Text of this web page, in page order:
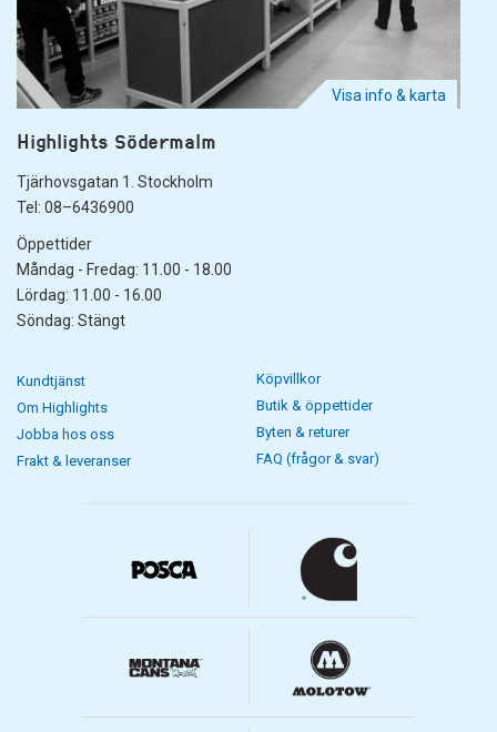
Visa info & karta
Highlights Södermalm
Tjärhovsgatan 1. Stockholm
Tel: 08–6436900
Öppettider
Måndag - Fredag: 11.00 - 18.00
Lördag: 11.00 - 16.00
Söndag: Stängt
Kundtjänst
Om Highlights
Jobba hos oss
Frakt & leveranser
Köpvillkor
Butik & öppettider
Byten & returer
FAQ (frågor & svar)